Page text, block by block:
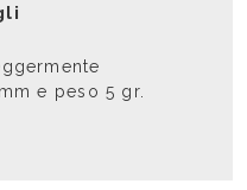
e peso 5 gr.